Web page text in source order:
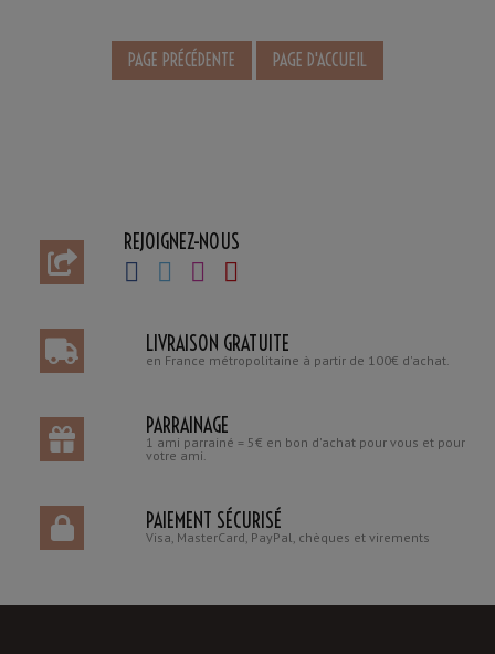
REJOIGNEZ-NOUS
LIVRAISON GRATUITE
en France métropolitaine à partir de 100€ d'achat.
PARRAINAGE
1 ami parrainé = 5€ en bon d'achat pour vous et pour
votre ami.
PAIEMENT SÉCURISÉ
Visa, MasterCard, PayPal, chèques et virements